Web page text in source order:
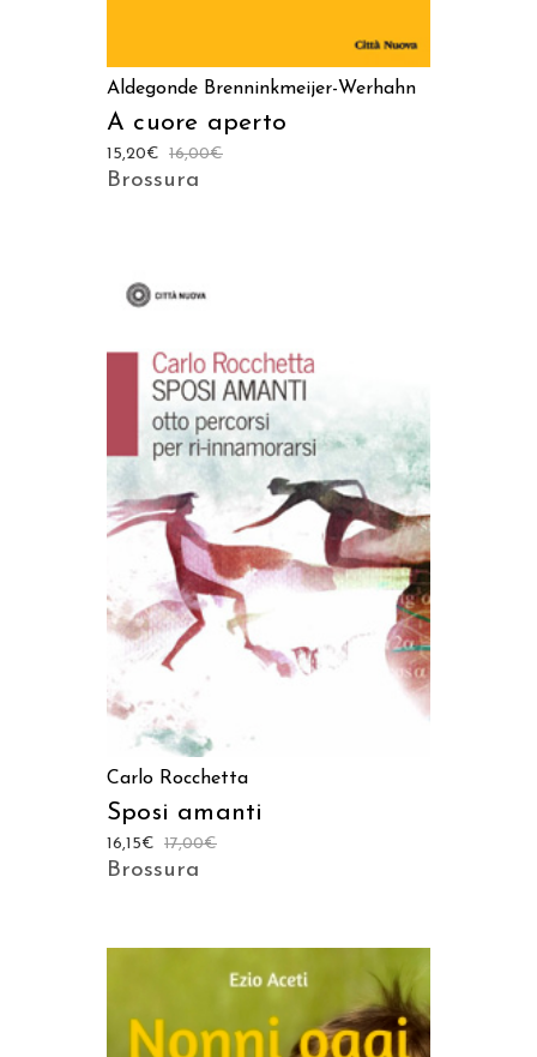
Aldegonde Brenninkmeijer-Werhahn
A cuore aperto
16,00€
15,20€
Brossura
AGGIUNGI AL CARRELLO
Carlo Rocchetta
Sposi amanti
17,00€
16,15€
Brossura